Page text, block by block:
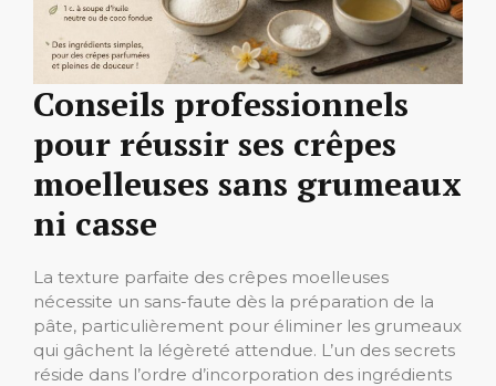
Conseils professionnels
pour réussir ses crêpes
moelleuses sans grumeaux
ni casse
La texture parfaite des crêpes moelleuses
nécessite un sans-faute dès la préparation de la
pâte, particulièrement pour éliminer les grumeaux
qui gâchent la légèreté attendue. L’un des secrets
réside dans l’ordre d’incorporation des ingrédients